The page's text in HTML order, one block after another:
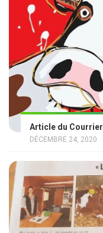
Article du Courrier
DÉCEMBRE 24, 2020